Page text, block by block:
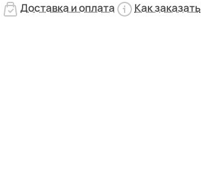
Доставка и оплата Как заказать